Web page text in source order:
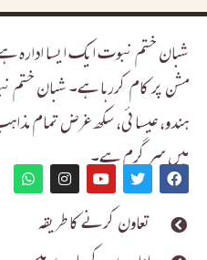
شبان ختم نبوت ایک ایسا ادارہ
مشن پر کام کررہا ہے۔ شبان ختم
ہندو، عیسائی، سکھ غرض تمام
میں سر گرم ہے۔
تعاون کرنے کا طریقہ